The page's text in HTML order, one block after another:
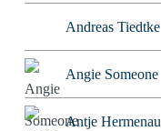
Andreas Tiedtke
Angie Someone
Antje Hermenau